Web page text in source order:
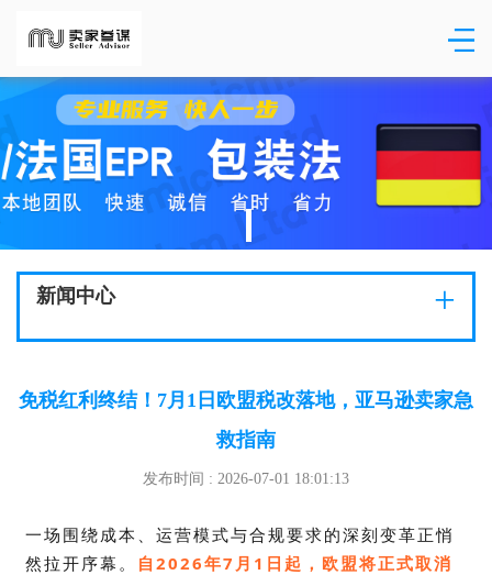
新闻中心 +
免税红利终结！7月1日欧盟税改落地，亚马逊卖家急
救指南
发布时间 : 2026-07-01 18:01:13
一场围绕成本、运营模式与合规要求的深刻变革正悄
然拉开序幕。 自2026年7月1日起，欧盟将正式取消